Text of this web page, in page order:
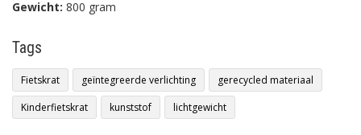
Gewicht: 800 gram
Tags
Fietskrat geïntegreerde verlichting
gerecycled materiaal
Kinderfietskrat
kunststof lichtgewicht